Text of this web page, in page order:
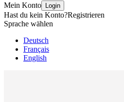
Mein Konto Login
Hast du kein Konto?Registrieren
Sprache wählen
Deutsch
Français
English